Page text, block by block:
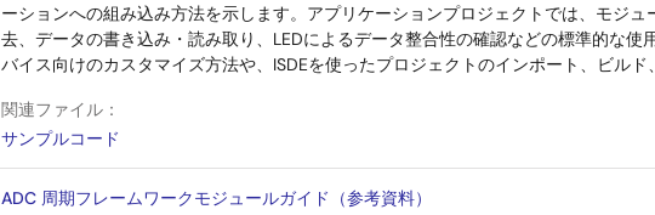
ーションへの組み込み方法を示します。アプリケーションプロジェクトでは、モジ
去、データの書き込み・読み取り、LEDによるデータ整合性の確認などの標準的な使
バイス向けのカスタマイズ方法や、ISDEを使ったプロジェクトのインポート、ビルド
関連ファイル：
サンプルコード
ADC 周期フレームワークモジュールガイド（参考資料）